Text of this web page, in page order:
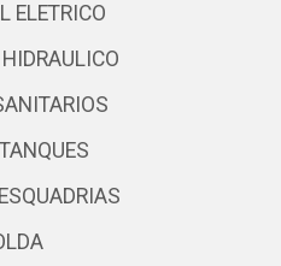
ELETRICO